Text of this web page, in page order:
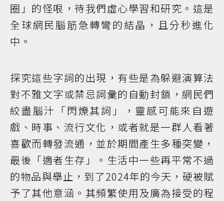
圈」的怪哏，待我們虛心學習和研究。這是
全球網民腦筋急轉彎的結晶，且分秒進化
中。
探究這些字詞的出現，有些是為躲避演算法
對不雅文字或禁忌詞彙的自動封鎖，網民們
絞盡腦汁「閃爍其詞」，靈感可能來自遊
戲、時事、流行文化，或者就是一群人看著
喜歡而轉發流通，並於期間產生多種突變，
最後「適者生存」。生活中一些再平常不過
的物品與舉止，到了2024年的今天，硬被賦
予了其他意涵。其頻繁使用及廣為接受的程